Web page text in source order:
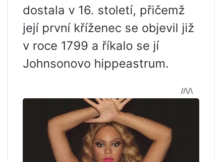
dostala v 16. století, přičemž
její první kříženec se objevil již
v roce 1799 a říkalo se jí
Johnsonovo hippeastrum.